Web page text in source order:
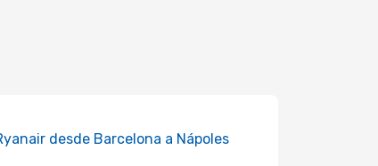
desde Barcelona a Nápoles